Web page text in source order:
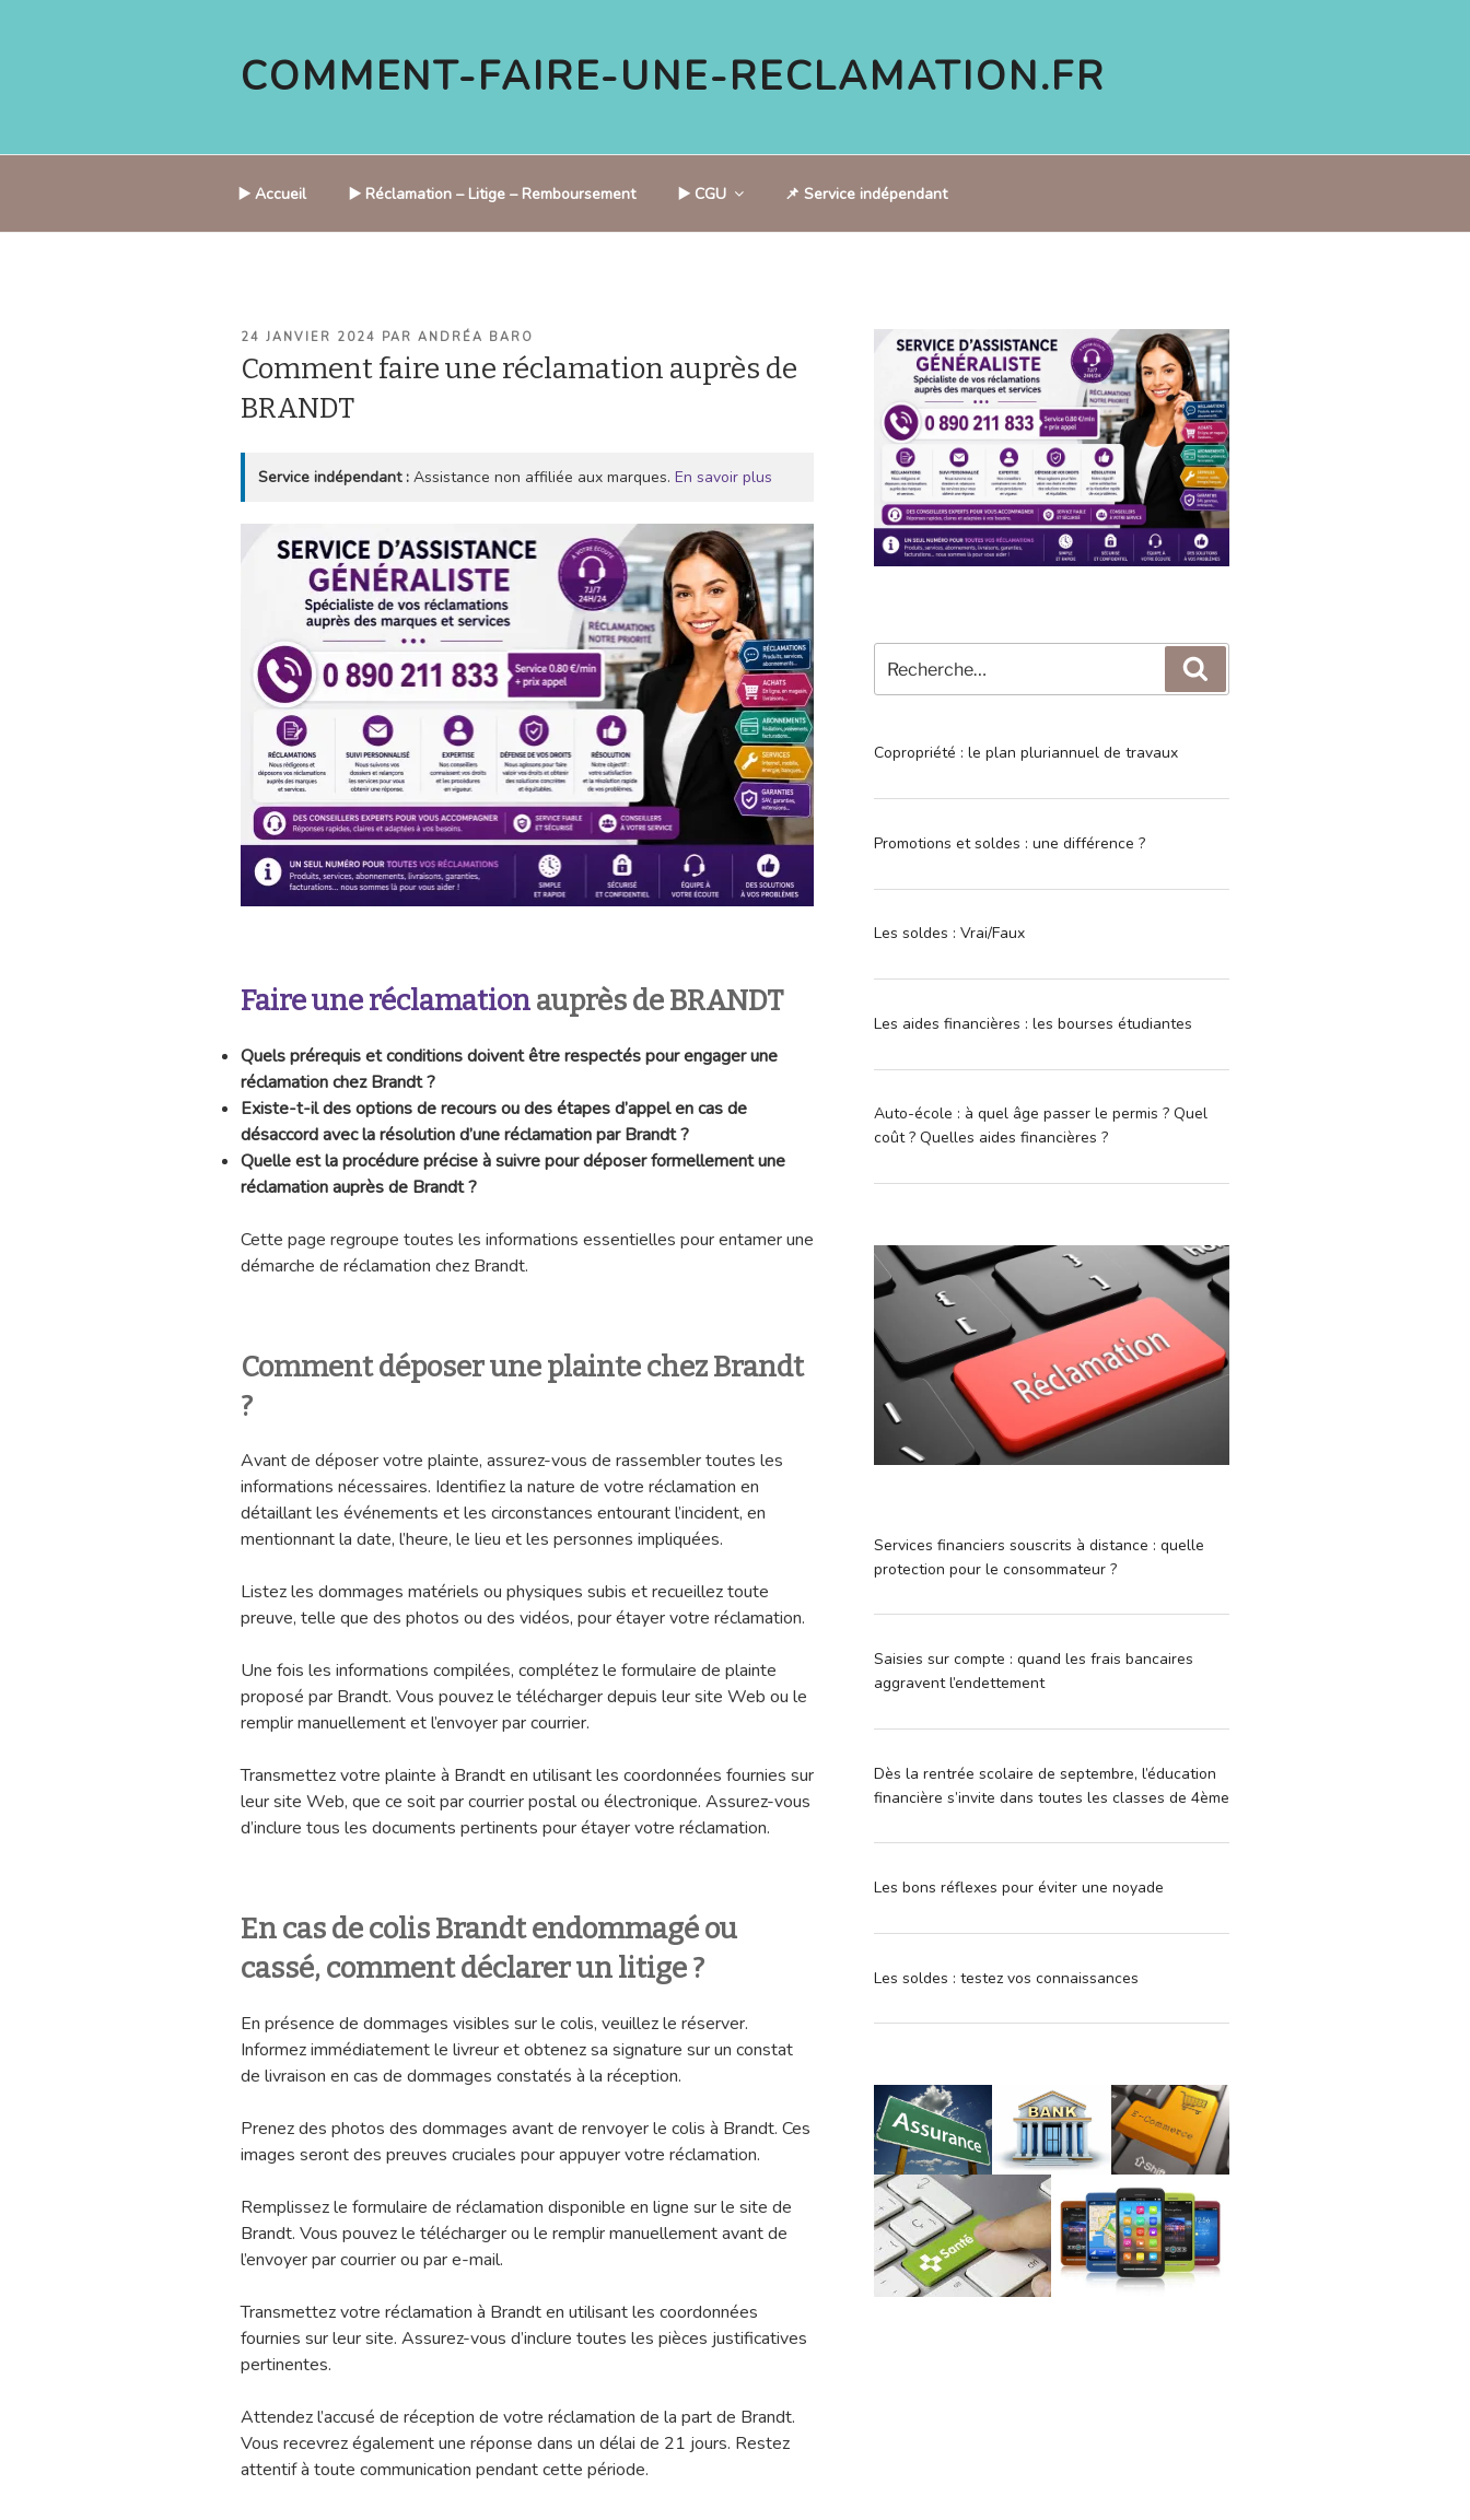
COMMENT-FAIRE-UNE-RECLAMATION.FR
▶️ Accueil ▶️ Réclamation – Litige – Remboursement ▶️ CGU 📌 Service indépendant
PUBLIÉ
24 JANVIER 2024 PAR ANDRÉA BARO
Comment faire une réclamation auprès de
BRANDT
Service indépendant : Assistance non affiliée aux marques. En savoir plus
Faire une réclamationauprès de BRANDT
Quels prérequis et conditions doivent être respectés pour engager une
réclamation chez Brandt ?
Existe-t-il des options de recours ou des étapes d’appel en cas de
désaccord avec la résolution d’une réclamation par Brandt ?
Quelle est la procédure précise à suivre pour déposer formellement une
réclamation auprès de Brandt ?
Cette page regroupe toutes les informations essentielles pour entamer une
démarche de réclamation chez Brandt.
Comment déposer une plainte chez Brandt
?
Avant de déposer votre plainte, assurez-vous de rassembler toutes les
informations nécessaires. Identifiez la nature de votre réclamation en
détaillant les événements et les circonstances entourant l’incident, en
mentionnant la date, l’heure, le lieu et les personnes impliquées.
Listez les dommages matériels ou physiques subis et recueillez toute
preuve, telle que des photos ou des vidéos, pour étayer votre réclamation.
Une fois les informations compilées, complétez le formulaire de plainte
proposé par Brandt. Vous pouvez le télécharger depuis leur site Web ou le
remplir manuellement et l’envoyer par courrier.
Transmettez votre plainte à Brandt en utilisant les coordonnées fournies sur
leur site Web, que ce soit par courrier postal ou électronique. Assurez-vous
d’inclure tous les documents pertinents pour étayer votre réclamation.
En cas de colis Brandt endommagé ou
cassé, comment déclarer un litige ?
En présence de dommages visibles sur le colis, veuillez le réserver.
Informez immédiatement le livreur et obtenez sa signature sur un constat
de livraison en cas de dommages constatés à la réception.
Prenez des photos des dommages avant de renvoyer le colis à Brandt. Ces
images seront des preuves cruciales pour appuyer votre réclamation.
Remplissez le formulaire de réclamation disponible en ligne sur le site de
Brandt. Vous pouvez le télécharger ou le remplir manuellement avant de
l’envoyer par courrier ou par e-mail.
Transmettez votre réclamation à Brandt en utilisant les coordonnées
fournies sur leur site. Assurez-vous d’inclure toutes les pièces justificatives
pertinentes.
Attendez l’accusé de réception de votre réclamation de la part de Brandt.
Vous recevrez également une réponse dans un délai de 21 jours. Restez
attentif à toute communication pendant cette période.
pour
:
Copropriété : le plan pluriannuel de travaux
Promotions et soldes : une différence ?
Les soldes : Vrai/Faux
Les aides financières : les bourses étudiantes
Auto-école : à quel âge passer le permis ? Quel
coût ? Quelles aides financières ?
Services financiers souscrits à distance : quelle
protection pour le consommateur ?
Saisies sur compte : quand les frais bancaires
aggravent l’endettement
Dès la rentrée scolaire de septembre, l’éducation
financière s’invite dans toutes les classes de 4ème
Les bons réflexes pour éviter une noyade
Les soldes : testez vos connaissances